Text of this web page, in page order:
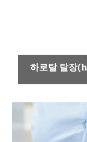
하로탈 탈장